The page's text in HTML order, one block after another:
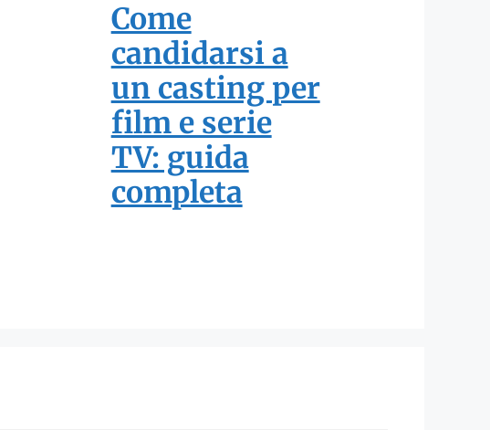
Come
candidarsi a
un casting per
film e serie
TV: guida
completa